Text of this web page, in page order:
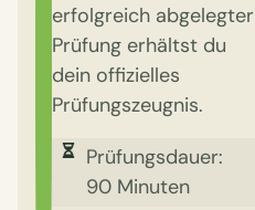
erfolgreich abgelegter
Prüfung erhältst du
dein offizielles
Prüfungszeugnis.
Prüfungsdauer:
90 Minuten